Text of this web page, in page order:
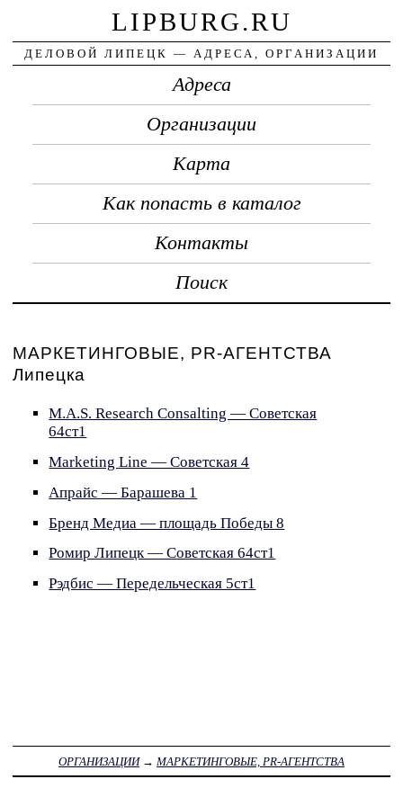
LIPBURG.RU
ДЕЛОВОЙ ЛИПЕЦК — АДРЕСА, ОРГАНИЗАЦИИ
Адреса
Организации
Карта
Как попасть в каталог
Контакты
Поиск
МАРКЕТИНГОВЫЕ, PR-АГЕНТСТВА
Липецка
M.A.S. Research Consalting — Советская
64ст1
Marketing Line — Советская 4
Апрайс — Барашева 1
Бренд Медиа — площадь Победы 8
Ромир Липецк — Советская 64ст1
Рэдбис — Передельческая 5ст1
ОРГАНИЗАЦИИ→ МАРКЕТИНГОВЫЕ, PR-АГЕНТСТВА